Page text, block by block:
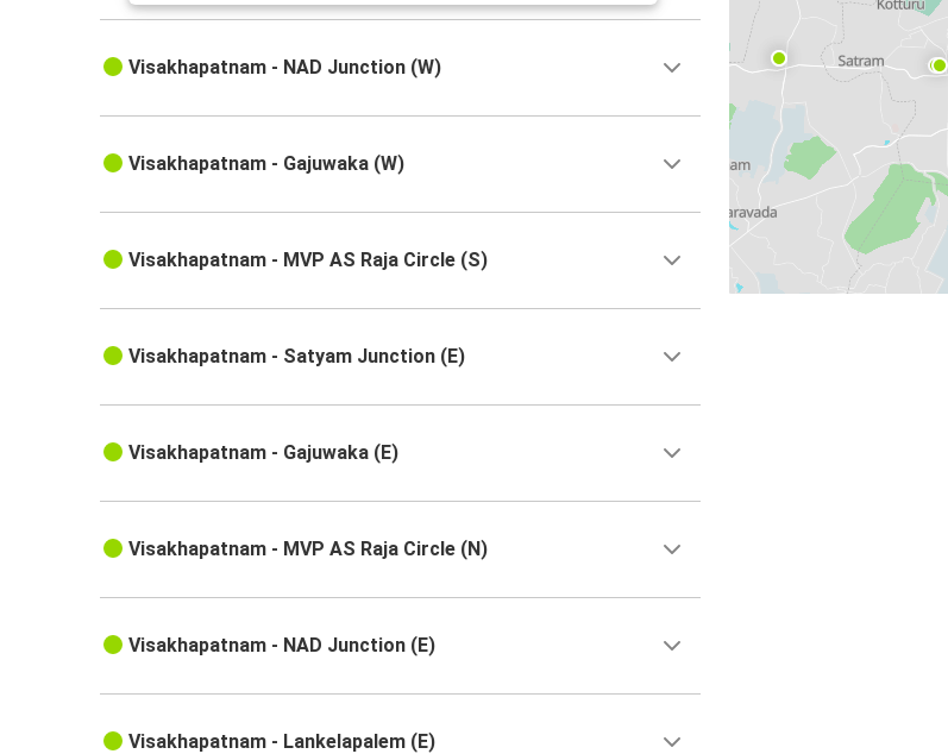
Visakhapatnam - NAD Junction (W)
Visakhapatnam - Gajuwaka (W)
Visakhapatnam - MVP AS Raja Circle (S)
Visakhapatnam - Satyam Junction (E)
Visakhapatnam - Gajuwaka (E)
Visakhapatnam - MVP AS Raja Circle (N)
Visakhapatnam - NAD Junction (E)
Visakhapatnam - Lankelapalem (E)